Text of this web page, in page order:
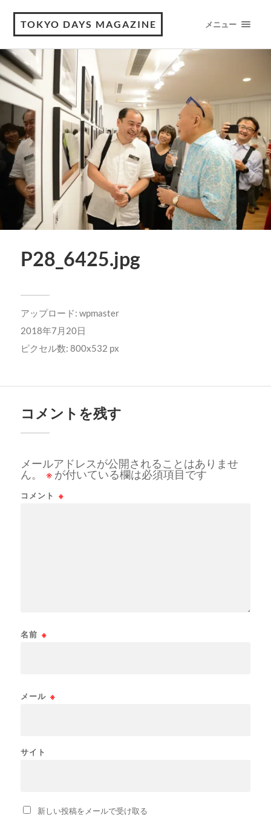
TOKYO DAYS MAGAZINE メニュー
P28_6425.jpg
アップロード: wpmaster
2018年7月20日
ピクセル数: 800x532 px
コメントを残す
メールアドレスが公開されることはありませ
ん。
※ が付いている欄は必須項目です
コメント ※
名前 ※
メール ※
サイト
新しい投稿をメールで受け取る